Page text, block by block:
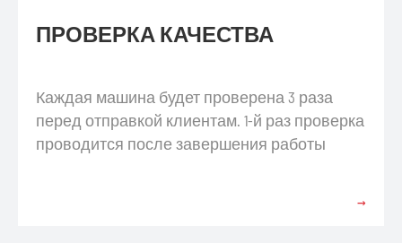
ПРОВЕРКА КАЧЕСТВА
Каждая машина будет проверена 3 раза
перед отправкой клиентам. 1-й раз проверка
проводится после завершения работы
→